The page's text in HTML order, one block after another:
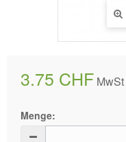
3.75 CHF
Menge: